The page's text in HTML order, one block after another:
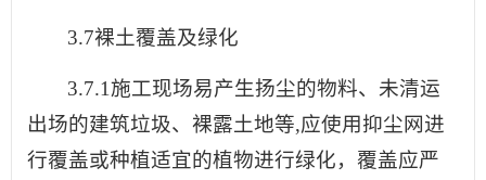
3.7裸土覆盖及绿化
3.7.1施工现场易产生扬尘的物料、未清运
出场的建筑垃圾、裸露土地等,应使用抑尘网进
行覆盖或种植适宜的植物进行绿化，覆盖应严